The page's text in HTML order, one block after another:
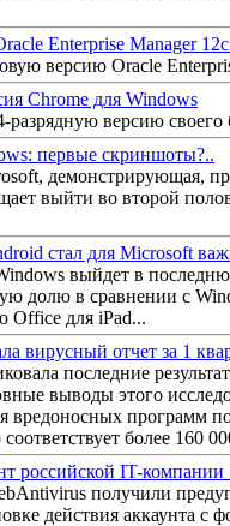
Enterprise Manager
версию Oracle
Chrome для Windows
версию своего
первые скриншоты?..
демонстрирующая,
выйти во второй
стал для Microsoft
выйдет в
долю в сравнении с
Office для iPad...
вирусный отчет за 1
последние
выводы этого
вредоносных программ
более 160
российской IT-
получили
действия аккаунта